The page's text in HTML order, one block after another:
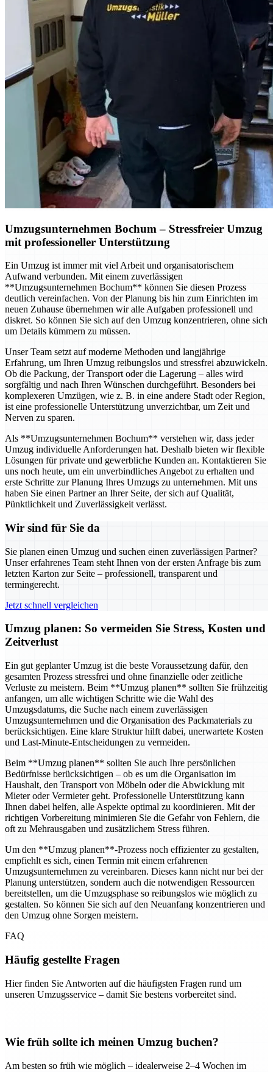
Umzugsunternehmen Bochum – Stressfreier Umzug
mit professioneller Unterstützung
Ein Umzug ist immer mit viel Arbeit und organisatorischem
Aufwand verbunden. Mit einem zuverlässigen
**Umzugsunternehmen Bochum** können Sie diesen Prozess
deutlich vereinfachen. Von der Planung bis hin zum Einrichten im
neuen Zuhause übernehmen wir alle Aufgaben professionell und
diskret. So können Sie sich auf den Umzug konzentrieren, ohne sich
um Details kümmern zu müssen.
Unser Team setzt auf moderne Methoden und langjährige
Erfahrung, um Ihren Umzug reibungslos und stressfrei abzuwickeln.
Ob die Packung, der Transport oder die Lagerung – alles wird
sorgfältig und nach Ihren Wünschen durchgeführt. Besonders bei
komplexeren Umzügen, wie z. B. in eine andere Stadt oder Region,
ist eine professionelle Unterstützung unverzichtbar, um Zeit und
Nerven zu sparen.
Als **Umzugsunternehmen Bochum** verstehen wir, dass jeder
Umzug individuelle Anforderungen hat. Deshalb bieten wir flexible
Lösungen für private und gewerbliche Kunden an. Kontaktieren Sie
uns noch heute, um ein unverbindliches Angebot zu erhalten und
erste Schritte zur Planung Ihres Umzugs zu unternehmen. Mit uns
haben Sie einen Partner an Ihrer Seite, der sich auf Qualität,
Pünktlichkeit und Zuverlässigkeit verlässt.
Wir sind für Sie da
Sie planen einen Umzug und suchen einen zuverlässigen Partner?
Unser erfahrenes Team steht Ihnen von der ersten Anfrage bis zum
letzten Karton zur Seite – professionell, transparent und
termingerecht.
Jetzt schnell vergleichen
Umzug planen: So vermeiden Sie Stress, Kosten und
Zeitverlust
Ein gut geplanter Umzug ist die beste Voraussetzung dafür, den
gesamten Prozess stressfrei und ohne finanzielle oder zeitliche
Verluste zu meistern. Beim **Umzug planen** sollten Sie frühzeitig
anfangen, um alle wichtigen Schritte wie die Wahl des
Umzugsdatums, die Suche nach einem zuverlässigen
Umzugsunternehmen und die Organisation des Packmaterials zu
berücksichtigen. Eine klare Struktur hilft dabei, unerwartete Kosten
und Last-Minute-Entscheidungen zu vermeiden.
Beim **Umzug planen** sollten Sie auch Ihre persönlichen
Bedürfnisse berücksichtigen – ob es um die Organisation im
Haushalt, den Transport von Möbeln oder die Abwicklung mit
Mieter oder Vermieter geht. Professionelle Unterstützung kann
Ihnen dabei helfen, alle Aspekte optimal zu koordinieren. Mit der
richtigen Vorbereitung minimieren Sie die Gefahr von Fehlern, die
oft zu Mehrausgaben und zusätzlichem Stress führen.
Um den **Umzug planen**-Prozess noch effizienter zu gestalten,
empfiehlt es sich, einen Termin mit einem erfahrenen
Umzugsunternehmen zu vereinbaren. Dieses kann nicht nur bei der
Planung unterstützen, sondern auch die notwendigen Ressourcen
bereitstellen, um die Umzugsphase so reibungslos wie möglich zu
gestalten. So können Sie sich auf den Neuanfang konzentrieren und
den Umzug ohne Sorgen meistern.
FAQ
Häufig gestellte Fragen
Hier finden Sie Antworten auf die häufigsten Fragen rund um
unseren Umzugsservice – damit Sie bestens vorbereitet sind.
Wie früh sollte ich meinen Umzug buchen?
Am besten so früh wie möglich – idealerweise 2–4 Wochen im